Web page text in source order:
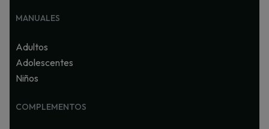
MANUALES
Adultos
Adolescentes
Niños
COMPLEMENTOS